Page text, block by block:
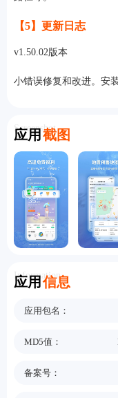
【5】更新日志
v1.50.02版本
小错误修复和改进。安
应用 截图
Screenshot
应用 信息
Information
应用包名：
MD5值：
备案号：